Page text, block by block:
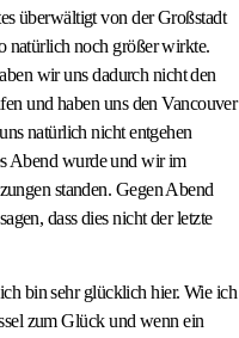
überwältigt von der Großstadt
natürlich noch größer wirkte.
wir uns dadurch nicht den
und haben uns den Vancouver
natürlich nicht entgehen
Abend wurde und wir im
standen. Gegen Abend
dass dies nicht der letzte
bin sehr glücklich hier. Wie ich
zum Glück und wenn ein